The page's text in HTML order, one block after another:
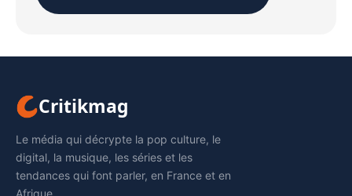
Critikmag
Le média qui décrypte la pop culture, le
digital, la musique, les séries et les
tendances qui font parler, en France et en
Afrique.